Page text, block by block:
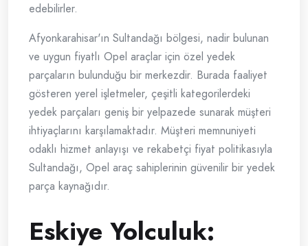
edebilirler.
Afyonkarahisar'ın Sultandağı bölgesi, nadir bulunan
ve uygun fiyatlı Opel araçlar için özel yedek
parçaların bulunduğu bir merkezdir. Burada faaliyet
gösteren yerel işletmeler, çeşitli kategorilerdeki
yedek parçaları geniş bir yelpazede sunarak müşteri
ihtiyaçlarını karşılamaktadır. Müşteri memnuniyeti
odaklı hizmet anlayışı ve rekabetçi fiyat politikasıyla
Sultandağı, Opel araç sahiplerinin güvenilir bir yedek
parça kaynağıdır.
Eskiye Yolculuk: